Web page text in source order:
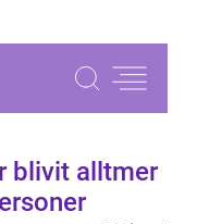
blivit alltmer